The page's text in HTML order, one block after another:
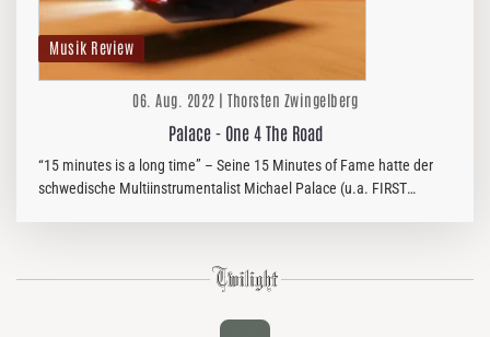
Musik Review
06. Aug. 2022 | Thorsten Zwingelberg
Palace - One 4 The Road
“15 minutes is a long time” – Seine 15 Minutes of Fame hatte der
schwedische Multiinstrumentalist Michael Palace (u.a. FIRST